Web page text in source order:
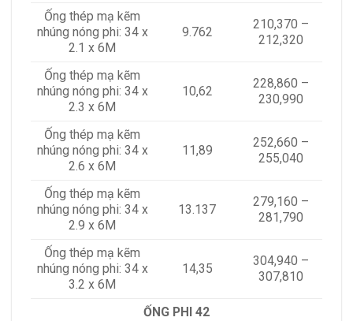
Ống thép mạ kẽm
nhúng nóng phi: 34 x
2.1 x 6M
9.762
210,370 –
212,320
Ống thép mạ kẽm
nhúng nóng phi: 34 x
2.3 x 6M
10,62
228,860 –
230,990
Ống thép mạ kẽm
nhúng nóng phi: 34 x
2.6 x 6M
11,89
252,660 –
255,040
Ống thép mạ kẽm
nhúng nóng phi: 34 x
2.9 x 6M
13.137
279,160 –
281,790
Ống thép mạ kẽm
nhúng nóng phi: 34 x
3.2 x 6M
14,35
304,940 –
307,810
ỐNG PHI 42